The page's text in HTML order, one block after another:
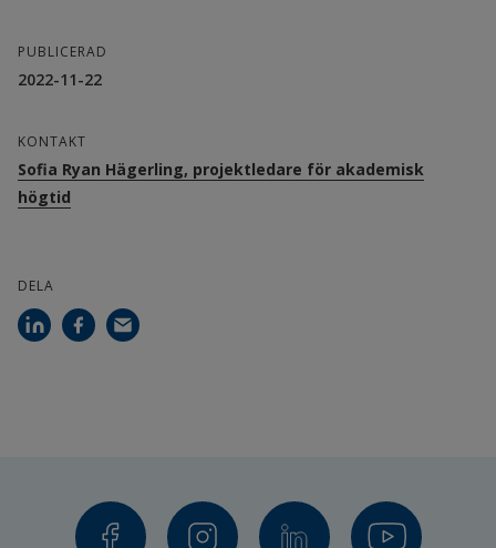
PUBLICERAD
2022-11-22
KONTAKT
Sofia Ryan Hägerling, projektledare för akademisk
högtid
DELA